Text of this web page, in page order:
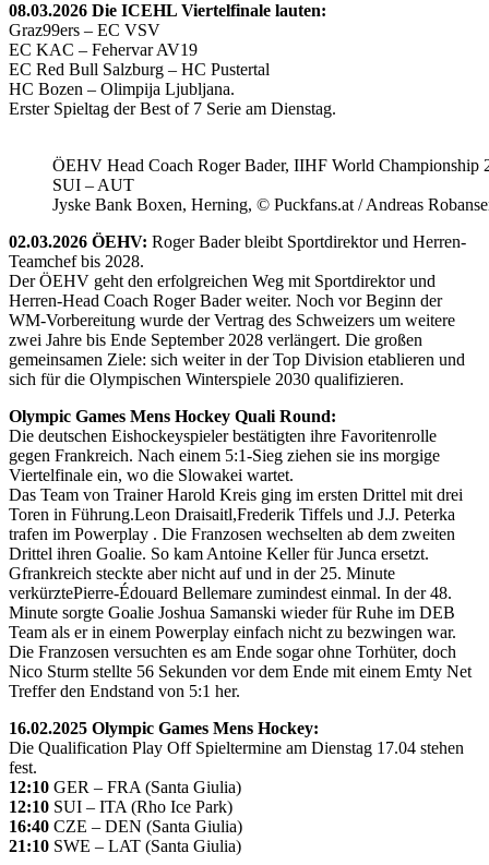
08.03.2026 Die ICEHL Viertelfinale lauten:
Graz99ers – EC VSV
EC KAC – Fehervar AV19
EC Red Bull Salzburg – HC Pustertal
HC Bozen – Olimpija Ljubljana.
Erster Spieltag der Best of 7 Serie am Dienstag.
ÖEHV Head Coach Roger Bader, IIHF World Championship
SUI – AUT
Jyske Bank Boxen, Herning, © Puckfans.at / Andreas
02.03.2026 ÖEHV: Roger Bader bleibt Sportdirektor und Herren-
Teamchef bis 2028.
Der ÖEHV geht den erfolgreichen Weg mit Sportdirektor und
Herren-Head Coach Roger Bader weiter. Noch vor Beginn der
WM-Vorbereitung wurde der Vertrag des Schweizers um weitere
zwei Jahre bis Ende September 2028 verlängert. Die großen
gemeinsamen Ziele: sich weiter in der Top Division etablieren und
sich für die Olympischen Winterspiele 2030 qualifizieren.
Olympic Games Mens Hockey Quali Round:
Die deutschen Eishockeyspieler bestätigten ihre Favoritenrolle
gegen Frankreich. Nach einem 5:1-Sieg ziehen sie ins morgige
Viertelfinale ein, wo die Slowakei wartet.
Das Team von Trainer Harold Kreis ging im ersten Drittel mit drei
Toren in Führung.Leon Draisaitl,Frederik Tiffels und J.J. Peterka
trafen im Powerplay . Die Franzosen wechselten ab dem zweiten
Drittel ihren Goalie. So kam Antoine Keller für Junca ersetzt.
Gfrankreich steckte aber nicht auf und in der 25. Minute
verkürztePierre-Édouard Bellemare zumindest einmal. In der 48.
Minute sorgte Goalie Joshua Samanski wieder für Ruhe im DEB
Team als er in einem Powerplay einfach nicht zu bezwingen war.
Die Franzosen versuchten es am Ende sogar ohne Torhüter, doch
Nico Sturm stellte 56 Sekunden vor dem Ende mit einem Emty Net
Treffer den Endstand von 5:1 her.
16.02.2025 Olympic Games Mens Hockey:
Die Qualification Play Off Spieltermine am Dienstag 17.04 stehen
fest.
12:10 GER – FRA (Santa Giulia)
12:10 SUI – ITA (Rho Ice Park)
16:40 CZE – DEN (Santa Giulia)
21:10 SWE – LAT (Santa Giulia)